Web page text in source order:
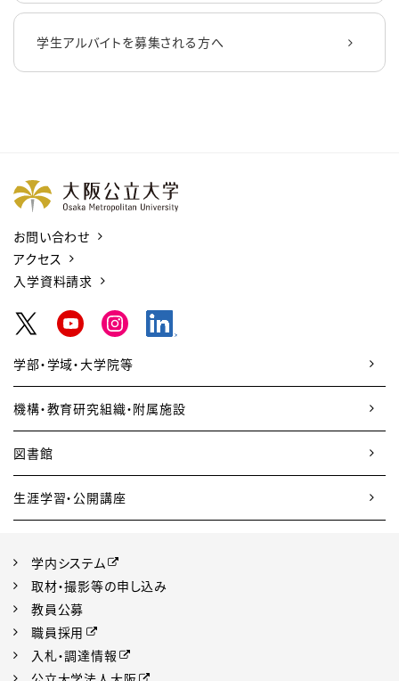
学生アルバイトを募集される方へ
お問い合わせ
アクセス
入学資料請求
学部・学域・大学院等
機構・教育研究組織・附属施設
図書館
生涯学習・公開講座
学内システム
取材・撮影等の申し込み
教員公募
職員採用
入札・調達情報